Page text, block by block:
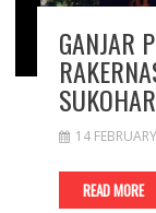
GANJAR
14
READ MORE